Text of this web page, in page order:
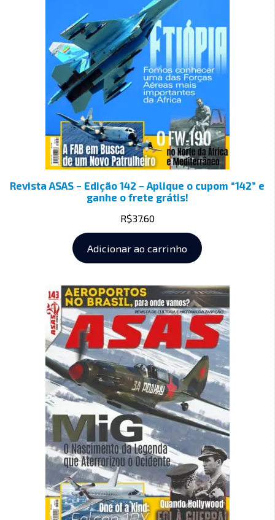
Revista ASAS – Edição 142 – Aplique o cupom “142” e
ganhe o frete grátis!
R$37.60
Adicionar ao carrinho